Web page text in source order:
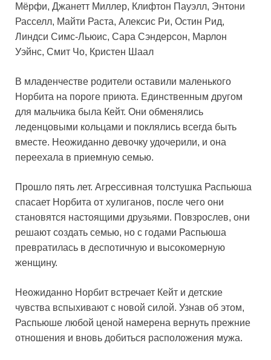
Мёрфи, Джанетт Миллер, Клифтон Пауэлл, Энтони
Расселл, Майти Раста, Алексис Ри, Остин Рид,
Линдси Симс-Льюис, Сара Сэндерсон, Марлон
Уэйнс, Смит Чо, Кристен Шаал
В младенчестве родители оставили маленького
Норбита на пороге приюта. Единственным другом
для мальчика была Кейт. Они обменялись
леденцовыми кольцами и поклялись всегда быть
вместе. Неожиданно девочку удочерили, и она
переехала в приемную семью.
Прошло пять лет. Агрессивная толстушка Распьюша
спасает Норбита от хулиганов, после чего они
становятся настоящими друзьями. Повзрослев, они
решают создать семью, но с годами Распьюша
превратилась в деспотичную и высокомерную
женщину.
Неожиданно Норбит встречает Кейт и детские
чувства вспыхивают с новой силой. Узнав об этом,
Распьюше любой ценой намерена вернуть прежние
отношения и вновь добиться расположения мужа.